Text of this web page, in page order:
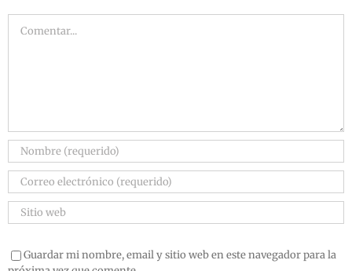
Guardar mi nombre, email y sitio web en este navegador para la